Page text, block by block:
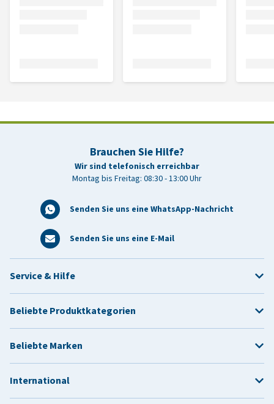
Brauchen Sie Hilfe?
Wir sind telefonisch erreichbar
Montag bis Freitag: 08:30 - 13:00 Uhr
Senden Sie uns eine WhatsApp-Nachricht
Senden Sie uns eine E-Mail
Service & Hilfe
Beliebte Produktkategorien
Beliebte Marken
International